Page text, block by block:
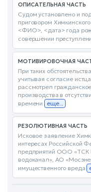
ОПИСАТЕЛЬНАЯ ЧАСТЬ
Судом установлено и
приговором
<ФИО>, <дата> года
совершении
МОТИВИРОВОЧНАЯ
При таких
учитывая согласие
рассмотрел
производства в
времени еще...
РЕЗОЛЮТИВНАЯ ЧАСТЬ
Исковое заявление
интересах Российской
предприятий ООО «ТСК
водоканал», АО
имущественного вреда